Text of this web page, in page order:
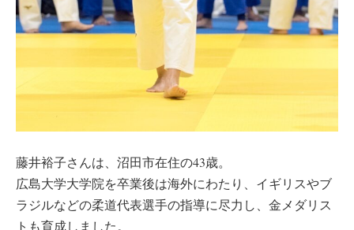
藤井裕子さんは、沼田市在住の43歳。
広島大学大学院を卒業後は海外にわたり、イギリスやブ
ラジルなどの柔道代表選手の指導に尽力し、金メダリス
トも育成しました。